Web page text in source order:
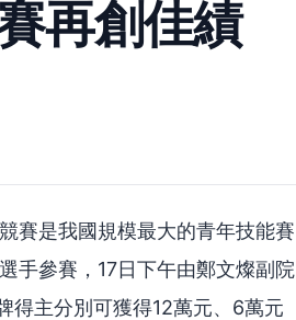
再創佳績
賽是我國規模最大的青年技能賽
手參賽，17日下午由鄭文燦副院
得主分別可獲得12萬元、6萬元